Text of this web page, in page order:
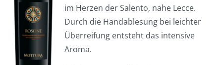
im Herzen der Salento, nahe Lecce.
Durch die Handablesung bei leichter
Überreifung entsteht das intensive
Aroma.